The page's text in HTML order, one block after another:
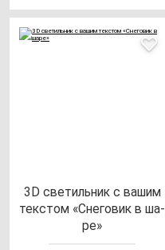
3D све­тиль­ник с ва­шим
тек­стом «Сне­го­вик в ша­
ре»